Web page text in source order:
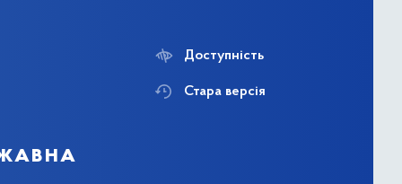
Доступність
Стара версія